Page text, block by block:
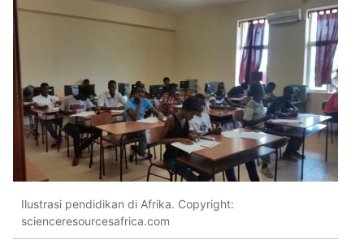
Ilustrasi pendidikan di Afrika. Copyright:
scienceresourcesafrica.com